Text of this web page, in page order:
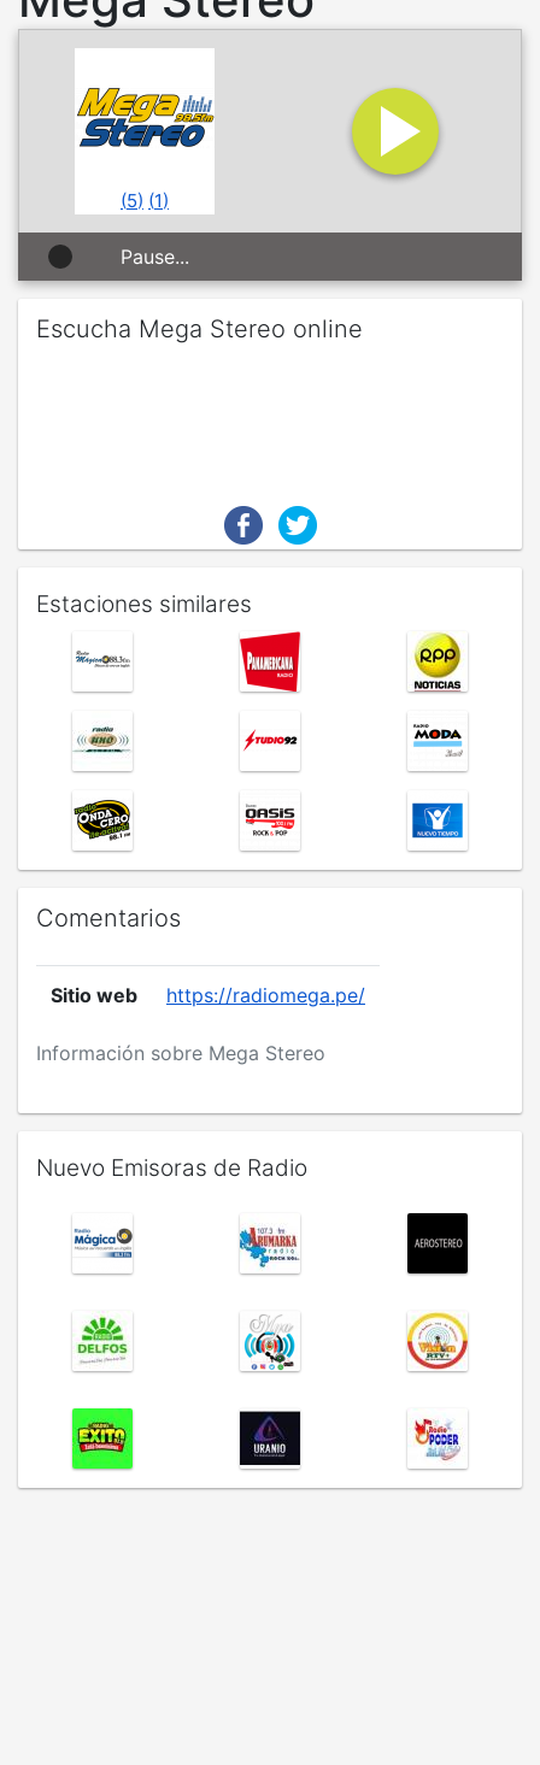
(5) (1)
Pause...
Escucha Mega Stereo online
Estaciones similares
Comentarios
Información sobre Mega Stereo
Sitio web https://radiomega.pe/
Nuevo Emisoras de Radio